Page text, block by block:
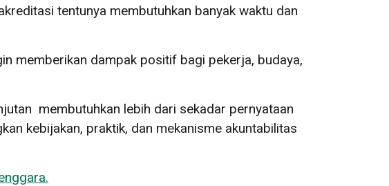
tentunya membutuhkan banyak waktu dan
memberikan dampak positif bagi pekerja, budaya,
membutuhkan lebih dari sekadar pernyataan
kebijakan, praktik, dan mekanisme akuntabilitas